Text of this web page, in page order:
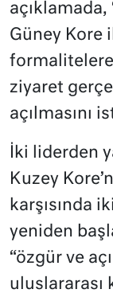
Güney Kore
formalitelere
ziyaret
açılmasını
İki liderden
Kuzey
karşısında
yeniden
“özgür ve
uluslararası